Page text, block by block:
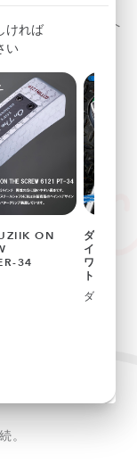
エッジでボールへ
ウェッジと比べ
ョンでもコンス
赦ください）
。
ければ
い
ON
34
ダイナゴ
イナミ
ワークテ
ト 10.5
ダイナゴ